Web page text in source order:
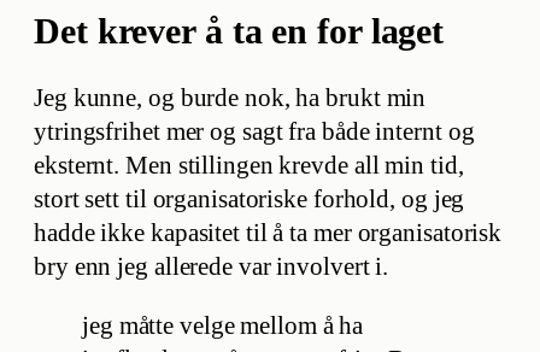
Det krever å ta en for laget
Jeg kunne, og burde nok, ha brukt min
ytringsfrihet mer og sagt fra både internt og
eksternt. Men stillingen krevde all min tid,
stort sett til organisatoriske forhold, og jeg
hadde ikke kapasitet til å ta mer organisatorisk
bry enn jeg allerede var involvert i.
jeg måtte velge mellom å ha